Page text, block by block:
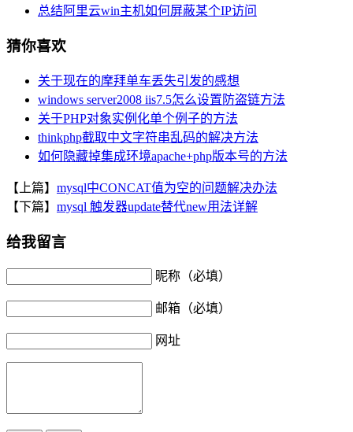
总结阿里云win主机如何屏蔽某个IP访问
猜你喜欢
关于现在的摩拜单车丢失引发的感想
windows server2008 iis7.5怎么设置防盗链方法
关于PHP对象实例化单个例子的方法
thinkphp截取中文字符串乱码的解决方法
如何隐藏掉集成环境apache+php版本号的方法
【上篇】 mysql中CONCAT值为空的问题解决办法
【下篇】 mysql 触发器update替代new用法详解
给我留言
昵称（必填）
邮箱（必填）
网址